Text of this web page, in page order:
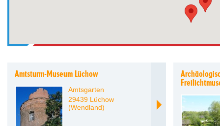
Amtsturm-Museum Lüchow
Amtsgarten
29439 Lüchow
(Wendland)